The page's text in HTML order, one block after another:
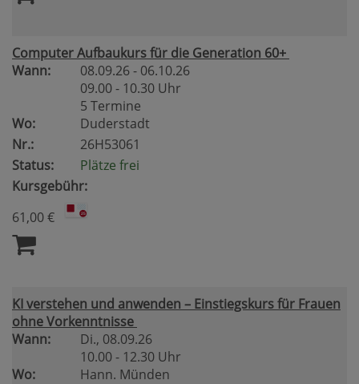
Computer Aufbaukurs für die Generation 60+
Wann:
08.09.26 - 06.10.26
09.00 - 10.30 Uhr
5 Termine
Wo:
Duderstadt
Nr.:
26H53061
Status:
Plätze frei
Kursgebühr:
61,00 €
KI verstehen und anwenden – Einstiegskurs für Frauen
ohne Vorkenntnisse
Wann:
Di., 08.09.26
10.00 - 12.30 Uhr
Wo:
Hann. Münden